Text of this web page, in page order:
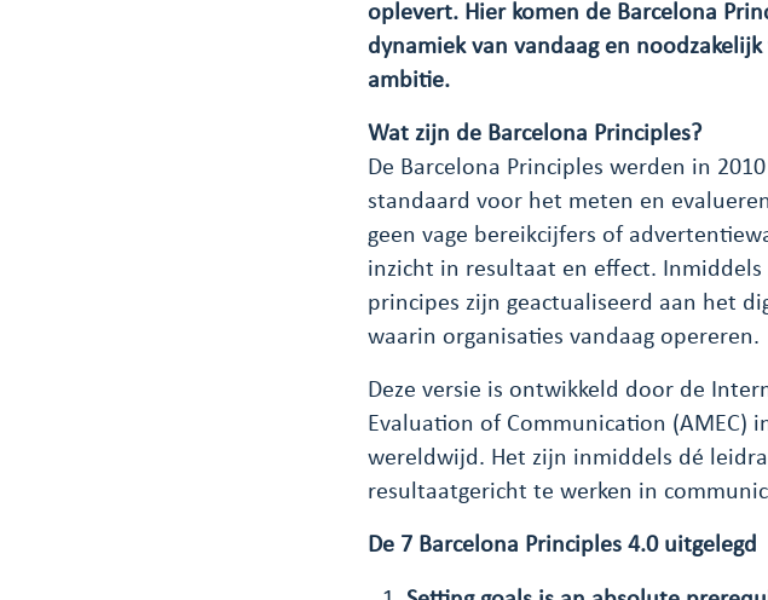
oplevert. Hier komen de Barcelona
dynamiek van vandaag en
ambitie.
Wat zijn de Barcelona Principles?
De Barcelona Principles werden in
standaard voor het meten en
geen vage bereikcijfers of
inzicht in resultaat en effect.
principes zijn geactualiseerd aan het
waarin organisaties vandaag opereren.
Deze versie is ontwikkeld door de
Evaluation of Communication (AMEC)
wereldwijd. Het zijn inmiddels dé
resultaatgericht te werken in
De 7 Barcelona Principles 4.0 uitgelegd